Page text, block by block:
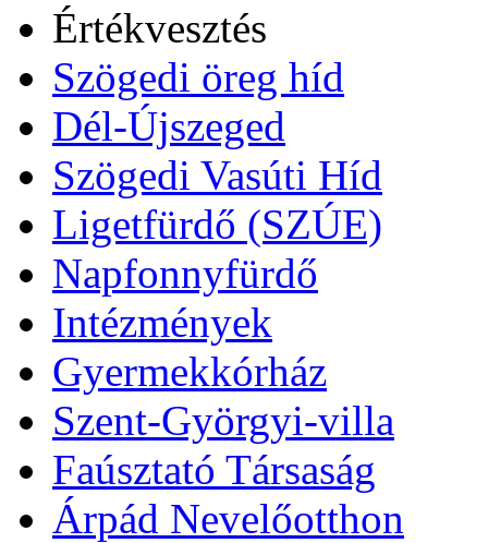
Értékvesztés
Szögedi öreg híd
Dél-Újszeged
Szögedi Vasúti Híd
Ligetfürdő (SZÚE)
Napfonnyfürdő
Intézmények
Gyermekkórház
Szent-Györgyi-villa
Faúsztató Társaság
Árpád Nevelőotthon